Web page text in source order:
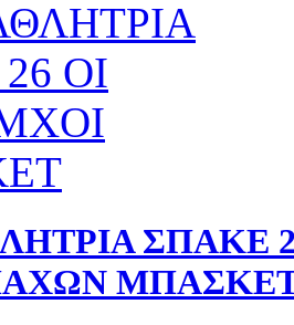
ΣΠΑΚΕ